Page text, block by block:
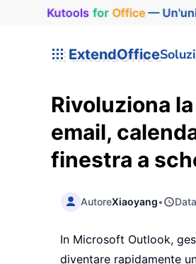
Kutools for Office—
ExtendOffice
Rivoluziona
email,
finestra a
AutoreXiaoyang•
In Microsoft Outlook,
diventare rapidamente